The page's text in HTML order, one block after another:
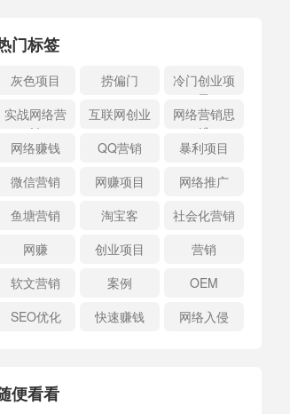
门标签
灰色项目 捞偏门
冷门创业项
目
实战网络营
销
互联网创业
网络营销思
维
网络赚钱
QQ营销
暴利项目
微信营销
网赚项目
网络推广
鱼塘营销
淘宝客
社会化营销
网赚
创业项目
营销
软文营销
案例
OEM
SEO优化
快速赚钱 网络入侵
便看看